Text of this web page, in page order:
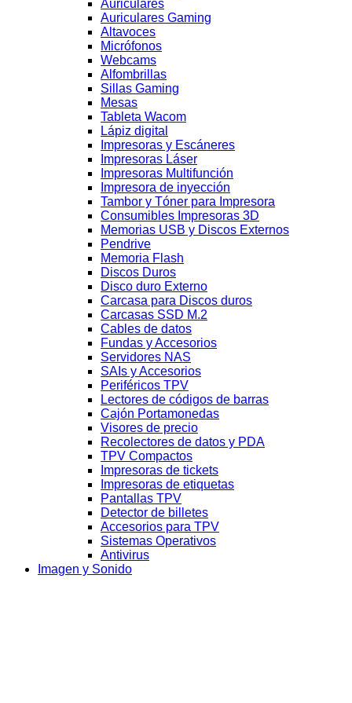
Auriculares
Auriculares Gaming
Altavoces
Micrófonos
Webcams
Alfombrillas
Sillas Gaming
Mesas
Tableta Wacom
Lápiz digital
Impresoras y Escáneres
Impresoras Láser
Impresoras Multifunción
Impresora de inyección
Tambor y Tóner para Impresora
Consumibles Impresoras 3D
Memorias USB y Discos Externos
Pendrive
Memoria Flash
Discos Duros
Disco duro Externo
Carcasa para Discos duros
Carcasas SSD M.2
Cables de datos
Fundas y Accesorios
Servidores NAS
SAIs y Accesorios
Periféricos TPV
Lectores de códigos de barras
Cajón Portamonedas
Visores de precio
Recolectores de datos y PDA
TPV Compactos
Impresoras de tickets
Impresoras de etiquetas
Pantallas TPV
Detector de billetes
Accesorios para TPV
Sistemas Operativos
Antivirus
Imagen y Sonido